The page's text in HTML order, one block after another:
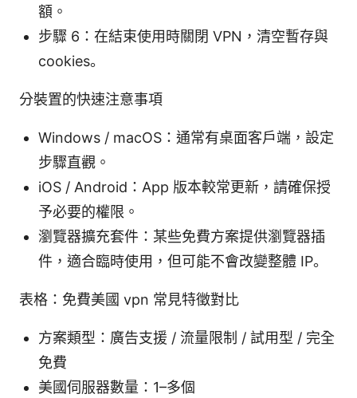
額。
步驟 6：在結束使用時關閉 VPN，清空暫存與
cookies。
分裝置的快速注意事項
Windows / macOS：通常有桌面客戶端，設定
步驟直觀。
iOS / Android：App 版本較常更新，請確保授
予必要的權限。
瀏覽器擴充套件：某些免費方案提供瀏覽器插
件，適合臨時使用，但可能不會改變整體 IP。
表格：免費美國 vpn 常見特徵對比
方案類型：廣告支援 / 流量限制 / 試用型 / 完全
免費
美國伺服器數量：1–多個